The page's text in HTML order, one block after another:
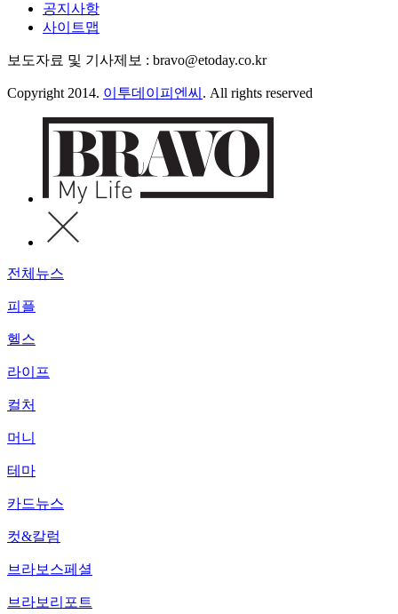
공지사항
사이트맵
보도자료 및 기사제보 : bravo@etoday.co.kr
Copyright 2014. 이투데이피엔씨 . All rights reserved
전체뉴스
피플
헬스
라이프
컬처
머니
테마
카드뉴스
컷&칼럼
브라보스페셜
브라보리포트